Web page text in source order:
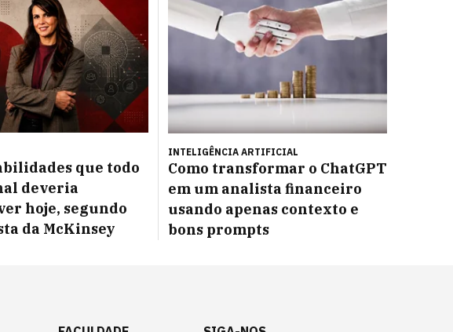
que todo
deveria
hoje, segundo
da McKinsey
INTELIGÊNCIA ARTIFICIAL
Como transformar o ChatGPT
em um analista financeiro
usando apenas contexto e
bons prompts